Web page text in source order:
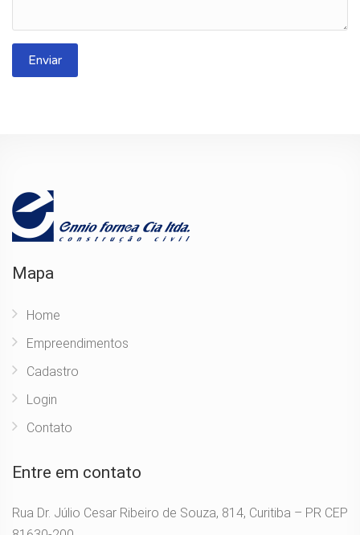
Mapa
Home
Empreendimentos
Cadastro
Login
Contato
Entre em contato
Rua Dr. Júlio Cesar Ribeiro de Souza, 814, Curitiba – PR CEP